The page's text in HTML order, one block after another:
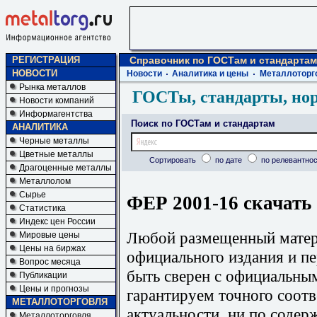
РЕГИСТРАЦИЯ
НОВОСТИ
Рынка металлов
Новости компаний
Информагентства
АНАЛИТИКА
Черные металлы
Цветные металлы
Драгоценные металлы
Металлолом
Сырье
Статистика
Индекс цен России
Мировые цены
Цены на биржах
Вопрос месяца
Публикации
Цены и прогнозы
МЕТАЛЛОТОРГОВЛЯ
Справочник по ГОСТам и стандартам
Новости Аналитика и цены
ГОСТы, стандарты,
Поиск по ГОСТам и стандартам
Сортировать по дате по
ФЕР 2001-16 скачать
Любой размещенный
официального издания и
быть сверен с
гарантируем точного